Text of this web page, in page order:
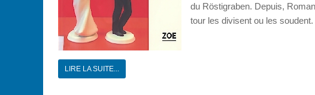
du Röstigraben. Depuis,
tour les divisent ou les soudent.
LIRE LA SUITE...